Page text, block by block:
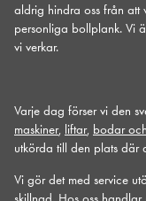
aldrig hindra oss från att
personliga bollplank. Vi
vi verkar.
Varje dag förser vi den
maskiner, liftar, bodar
utkörda till den plats där
Vi gör det med service